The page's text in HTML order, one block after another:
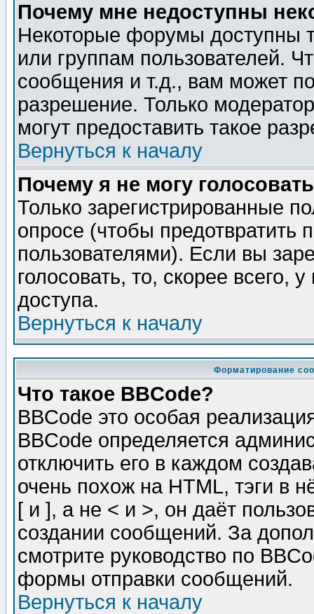
Почему мне недоступны
Некоторые форумы доступны
или группам пользователей.
сообщения и т.д., вам может
разрешение. Только
могут предоставить такое
Вернуться к началу
Почему я не могу
Только зарегистрированные
опросе (чтобы предотвратить
пользователями). Если вы
голосовать, то, скорее всего,
доступа.
Вернуться к началу
Форматирование
Что такое BBCode?
BBCode это особая
BBCode определяется
отключить его в каждом
очень похож на HTML, тэги в
[ и ], а не < и >, он даёт
создании сообщений. За
смотрите руководство по
формы отправки сообщений.
Вернуться к началу